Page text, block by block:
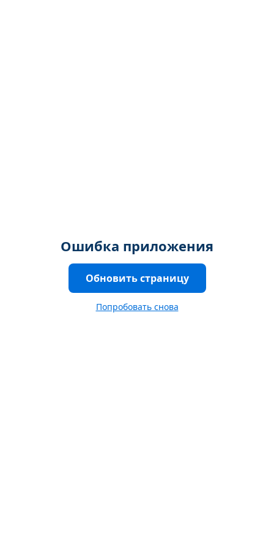
Ошибка приложения
Обновить страницу
Попробовать снова